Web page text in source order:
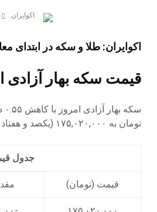
اکوایران
اکوایران: طلا و سکه در ابتدای
قیمت سکه بهار آزادی
تومان به ۱۷۵,۰۲۰,۰۰۰ (یکصد و هفتاد و پنج میلیون و بیست هزار) تومان رسید.
جدول قیمت 3 روز اخیر سکه
قیمت (تومان)